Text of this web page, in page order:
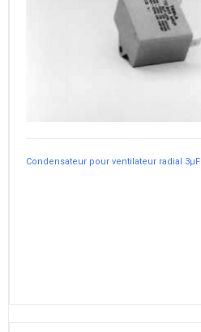
Condensateur pour ventilateur radial 3µF